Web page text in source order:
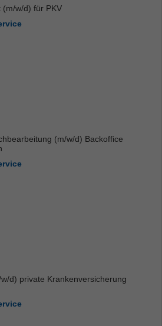
(m/w/d) für PKV
(m/w/d) Backoffice
d) private Krankenversicherung